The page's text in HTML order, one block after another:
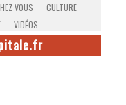
VOUS
CULTURE
VIDÉOS